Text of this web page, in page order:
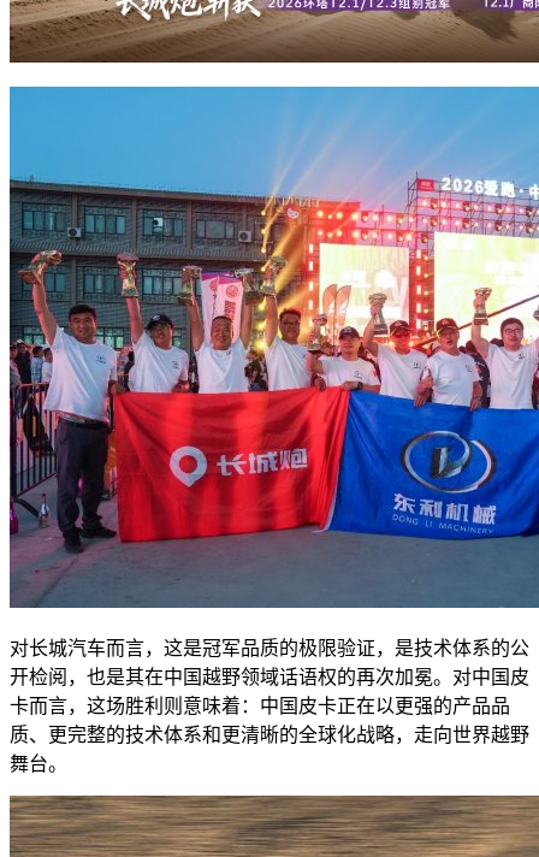
对长城汽车而言，这是冠军品质的极限验证，是技术体系的公
开检阅，也是其在中国越野领域话语权的再次加冕。对中国皮
卡而言，这场胜利则意味着：中国皮卡正在以更强的产品品
质、更完整的技术体系和更清晰的全球化战略，走向世界越野
舞台。